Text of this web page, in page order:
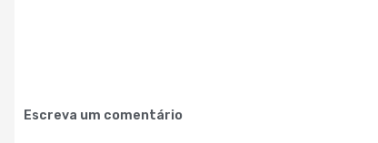
Escreva um comentário